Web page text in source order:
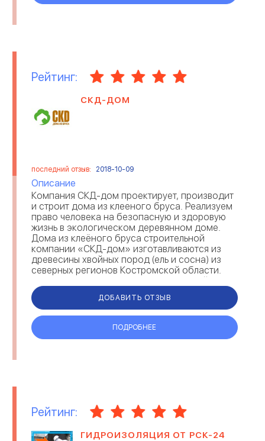
Рейтинг:
СКД-ДОМ
последний отзыв: 2018-10-09
Описание
Компания СКД-дом проектирует, производит
и строит дома из клееного бруса. Реализуем
право человека на безопасную и здоровую
жизнь в экологическом деревянном доме.
Дома из клеёного бруса строительной
компании «СКД-дом» изготавливаются из
древесины хвойных пород (ель и сосна) из
северных регионов Костромской области.
Все специалисты знают, что это лучший ма...
ДОБАВИТЬ ОТЗЫВ
ПОДРОБНЕЕ
Рейтинг:
ГИДРОИЗОЛЯЦИЯ ОТ РСК-24